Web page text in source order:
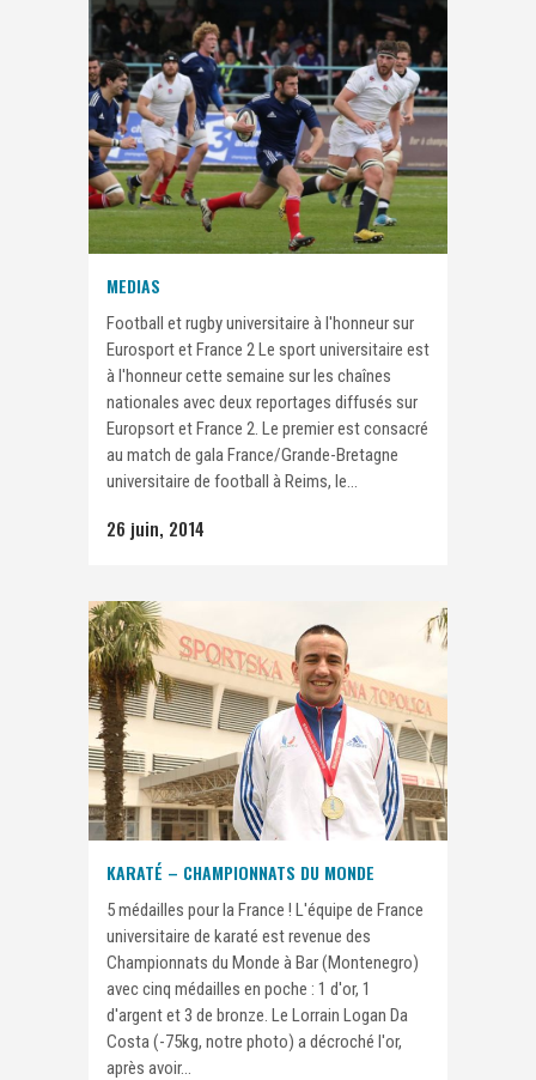
MEDIAS
Football et rugby universitaire à l'honneur sur
Eurosport et France 2 Le sport universitaire est
à l'honneur cette semaine sur les chaînes
nationales avec deux reportages diffusés sur
Europsort et France 2. Le premier est consacré
au match de gala France/Grande-Bretagne
universitaire de football à Reims, le...
26 juin, 2014
KARATÉ – CHAMPIONNATS DU MONDE
5 médailles pour la France ! L'équipe de France
universitaire de karaté est revenue des
Championnats du Monde à Bar (Montenegro)
avec cinq médailles en poche : 1 d'or, 1
d'argent et 3 de bronze. Le Lorrain Logan Da
Costa (-75kg, notre photo) a décroché l'or,
après avoir...